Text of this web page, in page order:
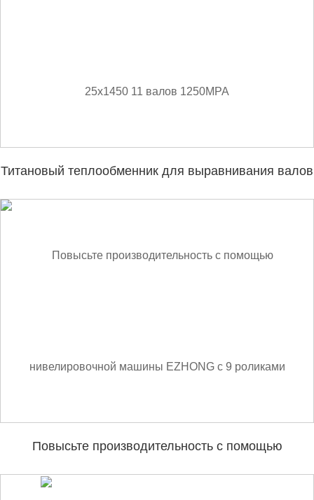
Титановый теплообменник для выравнивания валов
Повысьте производительность с помощью